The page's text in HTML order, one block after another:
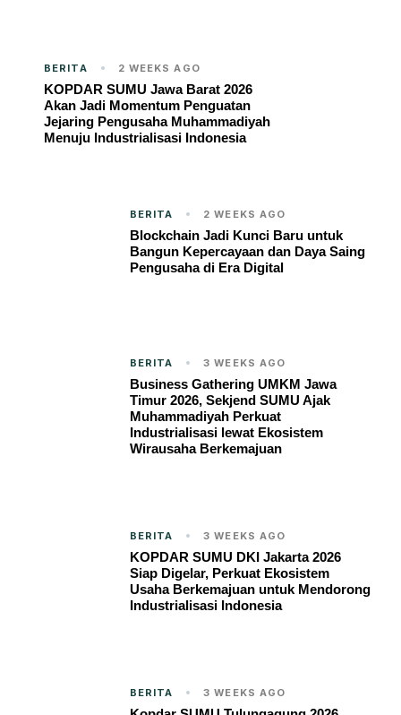
BERITA 2 WEEKS AGO
KOPDAR SUMU Jawa Barat 2026
Akan Jadi Momentum Penguatan
Jejaring Pengusaha Muhammadiyah
Menuju Industrialisasi Indonesia
BERITA 2 WEEKS AGO
Blockchain Jadi Kunci Baru untuk
Bangun Kepercayaan dan Daya Saing
Pengusaha di Era Digital
BERITA 3 WEEKS AGO
Business Gathering UMKM Jawa
Timur 2026, Sekjend SUMU Ajak
Muhammadiyah Perkuat
Industrialisasi lewat Ekosistem
Wirausaha Berkemajuan
BERITA 3 WEEKS AGO
KOPDAR SUMU DKI Jakarta 2026
Siap Digelar, Perkuat Ekosistem
Usaha Berkemajuan untuk Mendorong
Industrialisasi Indonesia
BERITA 3 WEEKS AGO